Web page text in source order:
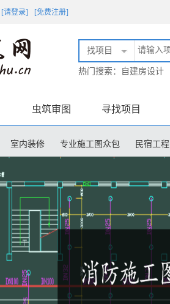
[请登录] [免费注册]
找项目
热门搜索： 自建房设计
虫筑审图 寻找项目
室内装修 专业施工图众包 民宿工程